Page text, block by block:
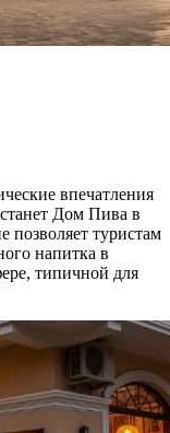
впечатления
Дом Пива в
позволяет туристам
напитка в
типичной для